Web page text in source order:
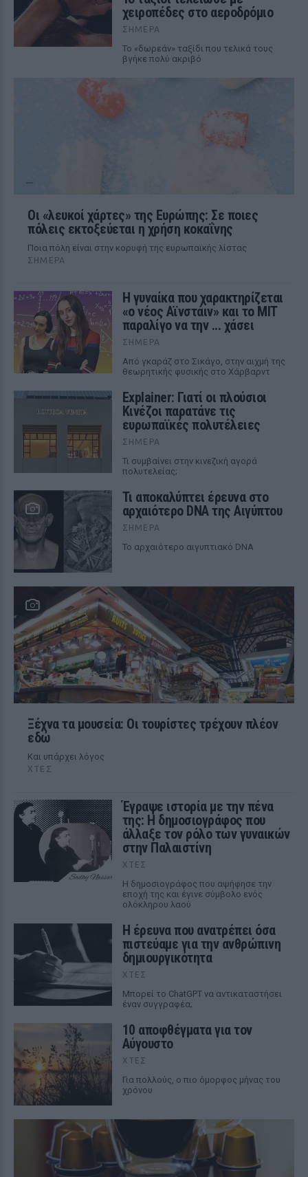
χειροπέδες στο αεροδρόμιο
ΣΉΜΕΡΑ
Το «δωρεάν» ταξίδι που τελικά τους
βγήκε πολύ ακριβό
Οι «λευκοί χάρτες» της Ευρώπης: Σε ποιες
πόλεις εκτοξεύεται η χρήση κοκαΐνης
Ποια πόλη είναι στην κορυφή της ευρωπαϊκής λίστας
ΣΉΜΕΡΑ
Η γυναίκα που χαρακτηρίζεται
«ο νέος Αϊνστάιν» και το MIT
παραλίγο να την ... χάσει
ΣΉΜΕΡΑ
Από γκαράζ στο Σικάγο, στην αιχμή της
θεωρητικής φυσικής στο Χάρβαρντ
Explainer: Γιατί οι πλούσιοι
Κινέζοι παρατάνε τις
ευρωπαϊκές πολυτέλειες
ΣΉΜΕΡΑ
Τι συμβαίνει στην κινεζική αγορά
πολυτελείας;
Τι αποκαλύπτει έρευνα στο
αρχαιότερο DNA της Αιγύπτου
ΣΉΜΕΡΑ
Το αρχαιότερο αιγυπτιακό DNA
Ξέχνα τα μουσεία: Οι τουρίστες τρέχουν πλέον
εδώ
Και υπάρχει λόγος
ΧΤΕΣ
Έγραψε ιστορία με την πένα
της: Η δημοσιογράφος που
άλλαξε τον ρόλο των γυναικών
στην Παλαιστίνη
ΧΤΕΣ
Η δημοσιογράφος που αψήφησε την
εποχή της και έγινε σύμβολο ενός
ολόκληρου λαού
Η έρευνα που ανατρέπει όσα
πιστεύαμε για την ανθρώπινη
δημιουργικότητα
ΧΤΕΣ
Mπορεί το ChatGPT να αντικαταστήσει
έναν συγγραφέα;
10 αποφθέγματα για τον
Αύγουστο
ΧΤΕΣ
Για πολλούς, ο πιο όμορφος μήνας του
χρόνου